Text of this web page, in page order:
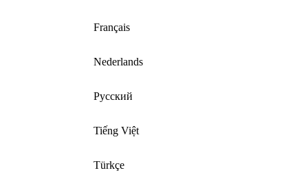
Français
Nederlands
Русский
Tiếng Việt
Türkçe